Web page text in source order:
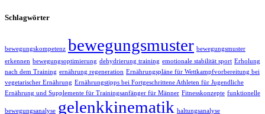
Schlagwörter
bewegungskompetenz bewegungsmuster bewegungsmuster
erkennen bewegungsoptimierung dehydrierung training emotionale stabilität sport Erholung
nach dem Training ernährung regeneration Ernährungspläne für Wettkampfvorbereitung bei
vegetarischer Ernährung Ernährungstipps bei Fortgeschrittene Athleten für Jugendliche
Ernährung und Supplemente für Trainingsanfänger für Männer Fitnesskonzepte funktionelle
bewegungsanalyse gelenkkinematik haltungsanalyse